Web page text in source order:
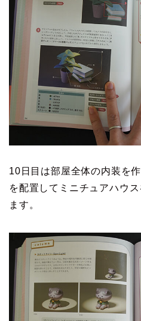
10日目は部屋全体の内装を
を配置してミニチュアハウ
ます。